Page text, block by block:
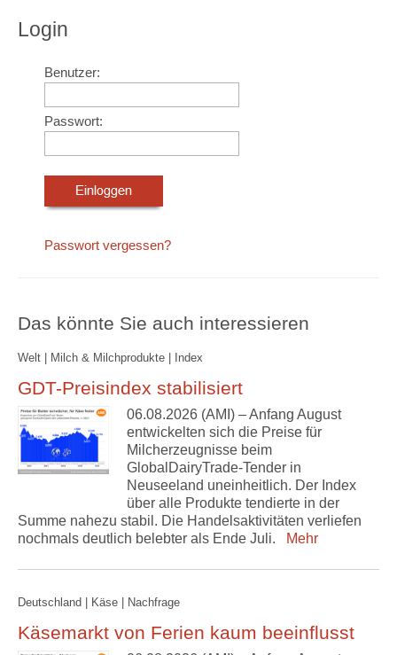
Login
Benutzer:
Passwort:
Passwort vergessen?
Das könnte Sie auch interessieren
Welt | Milch & Milchprodukte | Index
GDT-Preisindex stabilisiert
06.08.2026 (AMI) – Anfang August
entwickelten sich die Preise für
Milcherzeugnisse beim
GlobalDairyTrade-Tender in
Neuseeland uneinheitlich. Der Index
über alle Produkte tendierte in der
Summe nahezu stabil. Die Handelsaktivitäten verliefen
nochmals deutlich belebter als Ende Juli.
Mehr
Deutschland | Käse | Nachfrage
Käsemarkt von Ferien kaum beeinflusst